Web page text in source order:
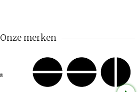
Onze merken